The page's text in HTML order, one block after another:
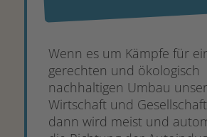
Wenn es um Kämpfe für
gerechten und ökologisch
nachhaltigen Umbau
Wirtschaft und
dann wird meist und